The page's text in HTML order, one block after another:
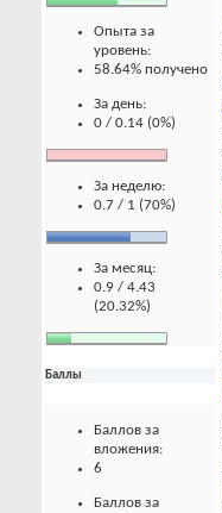
Опыта за
уровень:
58.64% получено
За день:
0 / 0.14 (0%)
За неделю:
0.7 / 1 (70%)
За месяц:
0.9 / 4.43
(20.32%)
Баллы
Баллов за
вложения:
6
Баллов за